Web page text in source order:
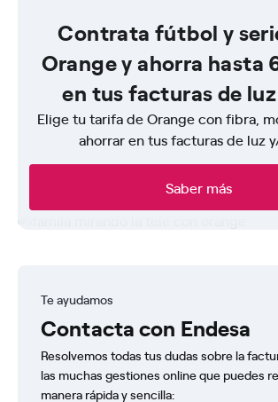
Contrata fútbol y
Orange y ahorra hasta
en tus facturas de
Elige tu tarifa de Orange con fibra,
ahorrar en tus facturas de luz
Saber más
Te ayudamos
Contacta con Endesa
Resolvemos todas tus dudas sobre la
las muchas gestiones online que puedes
manera rápida y sencilla: